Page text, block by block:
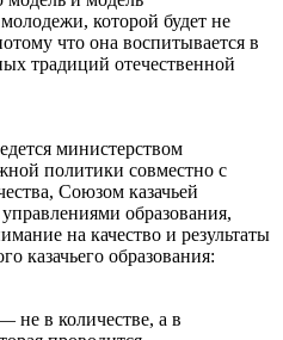
которой будет не
что она воспитывается в
традиций отечественной
министерством
политики совместно с
Союзом казачьей
образования,
на качество и результаты
казачьего образования:
в количестве, а в